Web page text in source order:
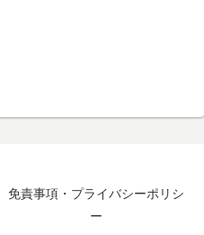
免責事項・プライバシーポリシ
ー